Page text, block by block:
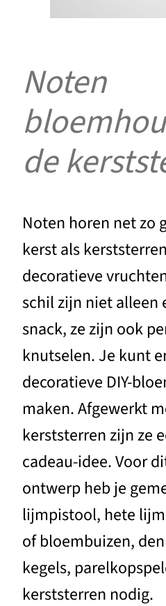
Noten
de
Noten horen net zo
kerst als
decoratieve
schil zijn niet alleen
snack, ze zijn ook
knutselen. Je kunt
decoratieve DIY-
maken. Afgewerkt
kerststerren zijn ze
cadeau-idee. Voor
ontwerp heb je
lijmpistool, hete
of bloembuizen,
kegels,
kerststerren nodig.